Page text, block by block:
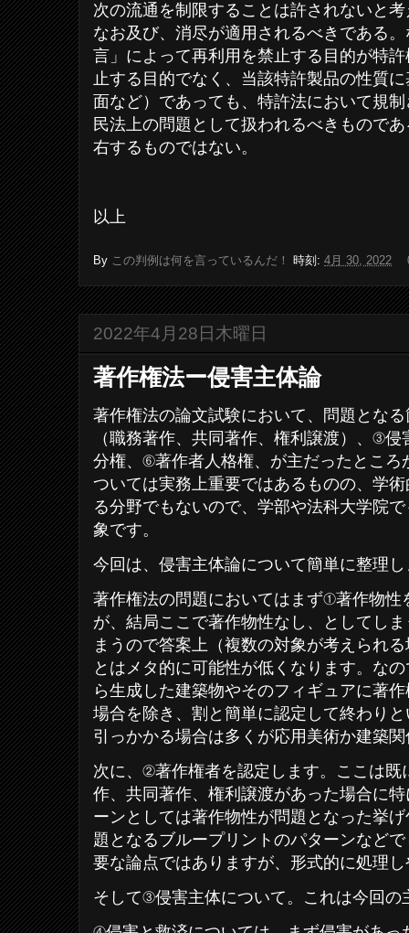
次の流通を制限することは許されないと
なお及び、消尽が適用されるべきである
言」によって再利用を禁止する目的が特
止する目的でなく、当該特許製品の性質
面など）であっても、特許法において規
民法上の問題として扱われるべきもので
右するものではない。
以上
By この判例は何を言っているんだ！ 時刻: 4月 30, 2022
2022年4月28日木曜日
著作権法ー侵害主体論
著作権法の論文試験において、問題とな
（職務著作、共同著作、権利譲渡）、③
分権、⑥著作者人格権、が主だったところ
ついては実務上重要ではあるものの、学
る分野でもないので、学部や法科大学院
象です。
今回は、侵害主体論について簡単に整理
著作権法の問題においてはまず①著作物性
が、結局ここで著作物性なし、としてし
まうので答案上（複数の対象が考えられ
とはメタ的に可能性が低くなります。な
ら生成した建築物やそのフィギュアに著
場合を除き、割と簡単に認定して終わり
引っかかる場合は多くが応用美術か建築
次に、②著作権者を認定します。ここは既
作、共同著作、権利譲渡があった場合に
ーンとしては著作物性が問題となった挙
題となるブループリントのパターンなど
要な論点ではありますが、形式的に処理
そして③侵害主体について。これは今回の